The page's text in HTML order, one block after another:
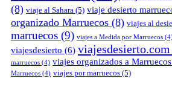
(8) viaje al Sahara (5) viaje desierto
organizado Marruecos (8) viajes al
marruecos (9) viajes a Medida por Marruecos
viajesdesierto (6) viajesdesierto.com
marruecos (4) viajes organizados a Marruecos
Marruecos (4) viajes por marruecos (5)